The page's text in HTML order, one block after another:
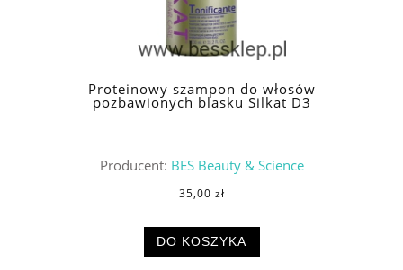
Proteinowy szampon do włosów
pozbawionych blasku Silkat D3
Producent: BES Beauty & Science
35,00 zł
DO KOSZYKA